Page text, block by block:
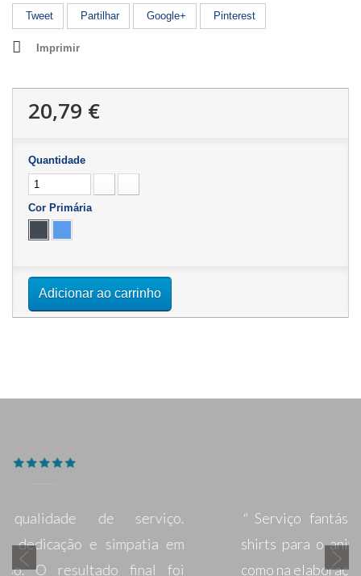
Tweet Partilhar Google+ Pinterest
Imprimir
20,79 €
Quantidade
Cor Primária
Adicionar ao carrinho